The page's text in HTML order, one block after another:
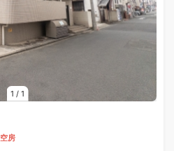
1 / 1
空房